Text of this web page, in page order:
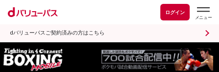
ログイン
dバリューパスご契約済みの方はこちら